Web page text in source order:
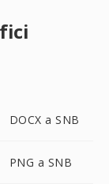
DOCX a SNB
PNG a SNB